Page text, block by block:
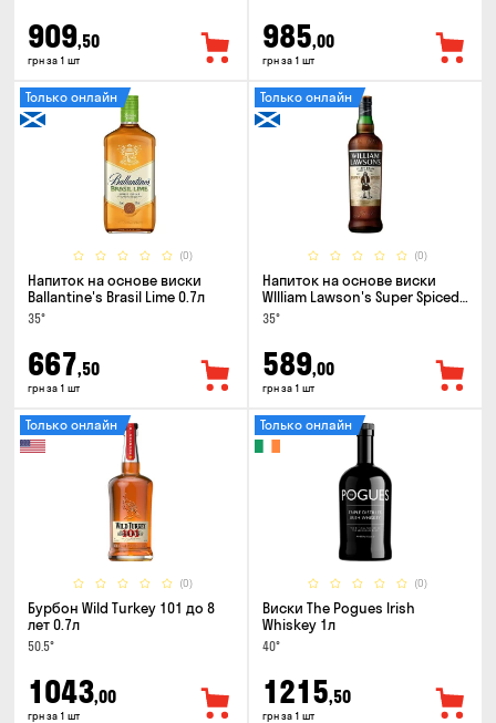
909,50
грн за 1 шт
985,00
грн за 1 шт
(0)
Только онлайн
Напиток на основе виски
Ballantine's Brasil Lime 0.7л
35°
667,50
грн за 1 шт
(0)
Только онлайн
Напиток на основе виски
WIlliam Lawson's Super Spiced
3 года 0.7л
35°
589,00
грн за 1 шт
(0)
Только онлайн
Бурбон Wild Turkey 101 до 8
лет 0.7л
50.5°
1043,00
грн за 1 шт
(0)
Только онлайн
Виски The Pogues Irish
Whiskey 1л
40°
1215,50
грн за 1 шт